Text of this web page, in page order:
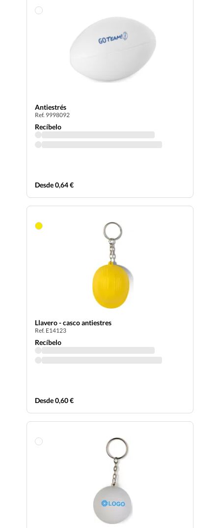
Antiestrés
Ref. 9998092
Recíbelo
Desde 0,64 €
Llavero - casco antiestres
Ref. E14123
Recíbelo
Desde 0,60 €